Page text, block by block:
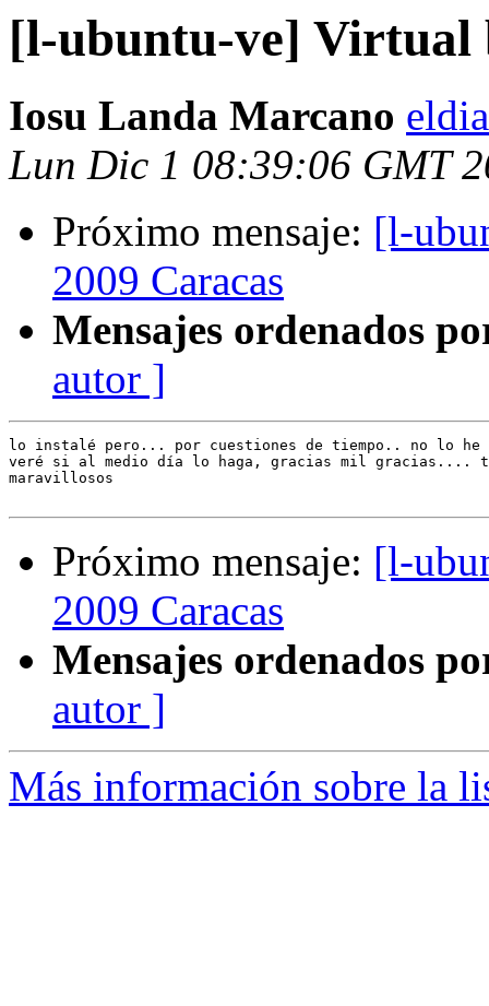
[l-ubuntu-ve] Virtual
Iosu Landa Marcano
Lun Dic 1 08:39:06 GMT
Próximo mensaje: [l-
2009 Caracas
Mensajes ordenados
autor ]
lo instalé pero... por cuestiones de tiempo.. no lo
veré si al medio día lo haga, gracias mil gracias....
maravillosos
Próximo mensaje: [l-
2009 Caracas
Mensajes ordenados
autor ]
Más información sobre la